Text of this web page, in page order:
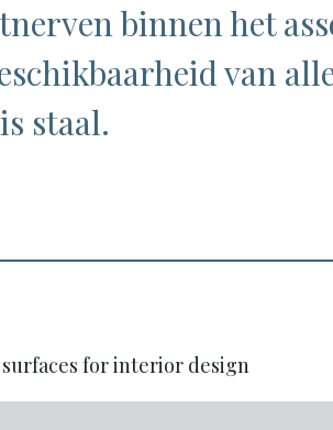
binnen het
van
staal.
for interior design